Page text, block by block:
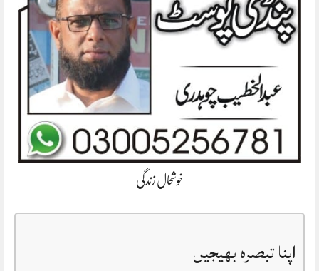
خوشحال زندگی
اپنا تبصرہ بھیجیں